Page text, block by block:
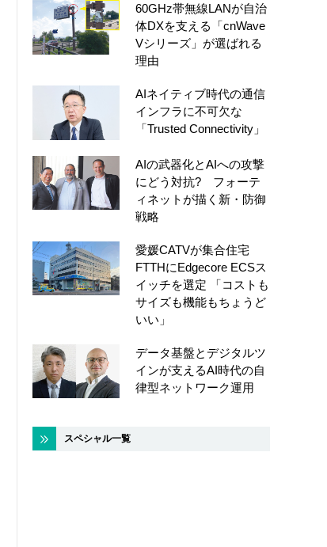
60GHz帯無線LANが自治
体DXを支える「cnWave
Vシリーズ」が選ばれる
理由
AIネイティブ時代の通信
インフラに不可欠な
「Trusted Connectivity」
AIの武器化とAIへの攻撃
にどう対抗? フォーテ
ィネットが描く新・防御
戦略
愛媛CATVが集合住宅
FTTHにEdgecore ECSス
イッチを選定 「コストも
サイズも機能もちょうど
いい」
データ基盤とデジタルツ
インが支えるAI時代の自
律型ネットワーク運用
スペシャル一覧